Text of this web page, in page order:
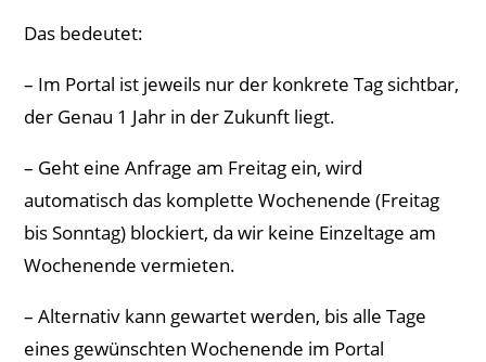
Das bedeutet:
– Im Portal ist jeweils nur der konkrete Tag sichtbar,
der Genau 1 Jahr in der Zukunft liegt.
– Geht eine Anfrage am Freitag ein, wird
automatisch das komplette Wochenende (Freitag
bis Sonntag) blockiert, da wir keine Einzeltage am
Wochenende vermieten.
– Alternativ kann gewartet werden, bis alle Tage
eines gewünschten Wochenende im Portal